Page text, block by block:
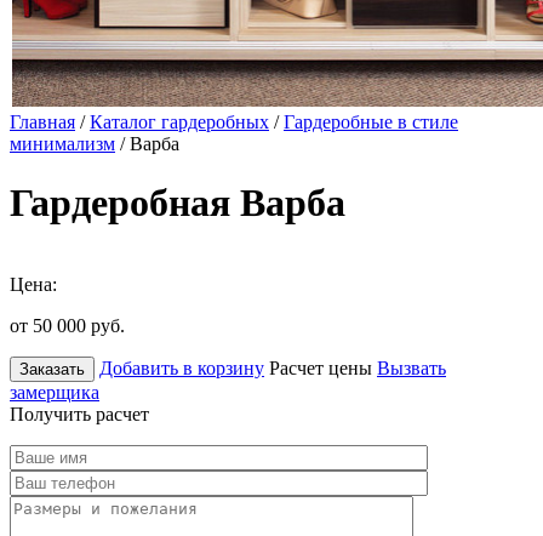
Главная /Каталог гардеробных /Гардеробные в стиле
минимализм / Варба
Гардеробная Варба
Цена:
от 50 000 руб.
Заказать Добавить в корзину Расчет цены Вызвать
замерщика
Получить расчет